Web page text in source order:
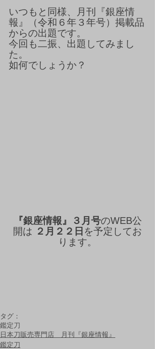
いつもと同様、月刊『銀座情
報』（令和６年３年号）掲載品
からの出題です。
今回も二振、出題してみまし
た。
如何でしょうか？
『銀座情報』３月号のWEB公
開は ２月２２日 を予定してお
ります。
タグ：
鑑定刀
日本刀販売専門店 月刊『銀座情報』
鑑定刀